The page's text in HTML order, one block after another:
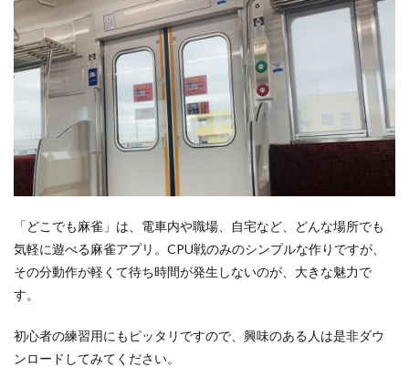
「どこでも麻雀」は、電車内や職場、自宅など、どんな場所でも
気軽に遊べる麻雀アプリ。CPU戦のみのシンプルな作りですが、
その分動作が軽くて待ち時間が発生しないのが、大きな魅力で
す。
初心者の練習用にもピッタリですので、興味のある人は是非ダウ
ンロードしてみてください。